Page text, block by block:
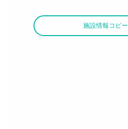
施設情報コピー